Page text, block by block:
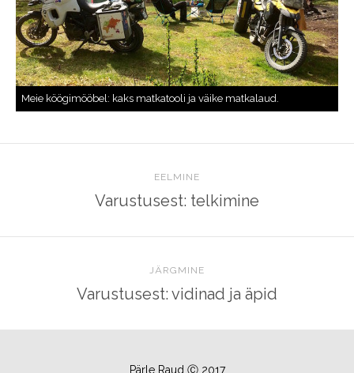
EELMINE
Varustusest: telkimine
JÄRGMINE
Varustusest: vidinad ja äpid
Pärle Raud Ⓒ 2017